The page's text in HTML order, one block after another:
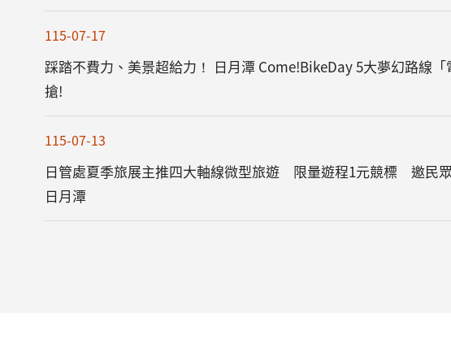
115-07-17
踩踏不費力、美景超給力！ 日月潭 Come!BikeDay 5大夢幻路線「
搶!
115-07-13
日管處夏季旅展主推四大軸線微型旅遊 限量遊程1元競標 邀民
日月潭